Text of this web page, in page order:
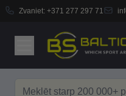
Zvaniet: +371 277 297 71